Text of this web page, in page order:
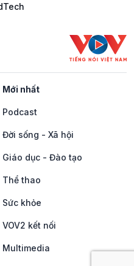
Mới nhất
Podcast
Đời sống - Xã hội
Giáo dục - Đào tạo
Thể thao
Sức khỏe
VOV2 kết nối
Multimedia